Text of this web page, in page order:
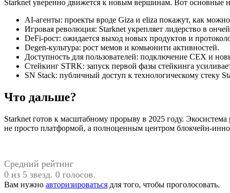
Starknet уверенно движется к новым вершинам. Вот основные
AI-агенты: проекты вроде Giza и eliza покажут, как
Игровая революция: Starknet укрепляет лидерство в
DeFi-рост: ожидается выход новых продуктов и
Degen-культура: рост мемов и комьюнити активностей.
Доступность для пользователей: подключение CEX и
Стейкинг STRK: запуск первой фазы стейкинга
SN Stack: публичный доступ к технологическому стеку
Что дальше?
Starknet готов к масштабному прорыву в 2025 году.
не просто платформой, а полноценным центром блокчейн-
Средний рейтинг
0 из 5 звезд. 0 голосов.
Вам нужно авторизироваться для того, чтобы проголосовать.